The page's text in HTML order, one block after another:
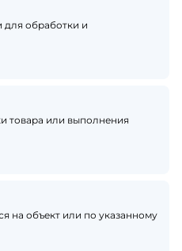
для обработки и
товара или выполнения
на объект или по указанному